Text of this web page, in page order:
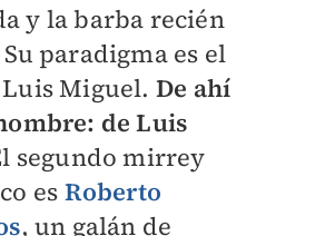
y la barba recién
paradigma es el
Miguel. De ahí
de Luis
segundo mirrey
es Roberto
, un galán de